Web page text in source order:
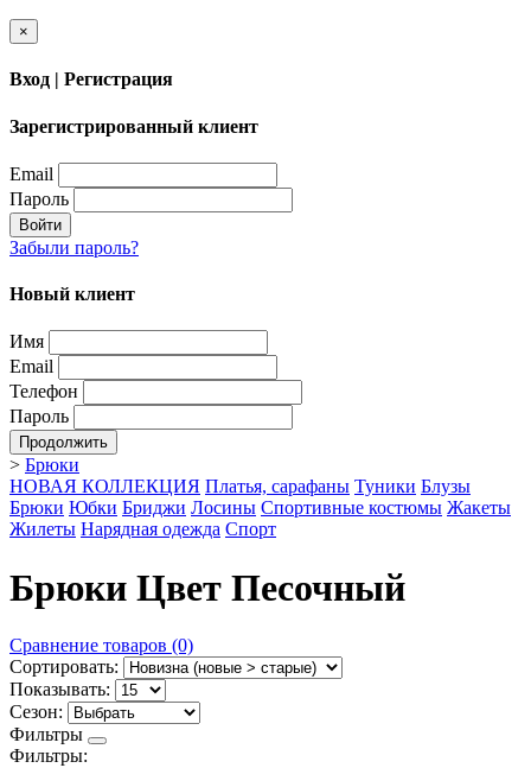
×
Вход | Регистрация
Зарегистрированный клиент
Email
Пароль
Войти
Забыли пароль?
Новый клиент
Имя
Email
Телефон
Пароль
Продолжить
> Брюки
НОВАЯ КОЛЛЕКЦИЯ Платья, сарафаны Туники Блузы
Брюки Юбки Бриджи Лосины Спортивные костюмы Жакеты
Жилеты Нарядная одежда Спорт
Брюки Цвет Песочный
Сравнение товаров (0)
Сортировать:
Показывать:
Сезон:
Фильтры
Фильтры: